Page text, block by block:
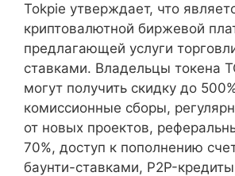
Tokpie утверждает, что
криптовалютной биржевой
предлагающей услуги
ставками. Владельцы токена
могут получить скидку до
комиссионные сборы,
от новых проектов,
70%, доступ к пополнению
баунти-ставками, P2P-